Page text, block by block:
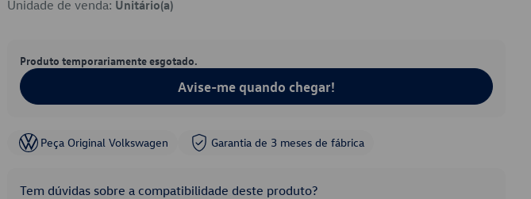
Unidade de venda: Unitário(a)
Produto temporariamente esgotado.
Avise-me quando chegar!
Peça Original Volkswagen Garantia de 3 meses de fábrica
Tem dúvidas sobre a compatibilidade deste produto?